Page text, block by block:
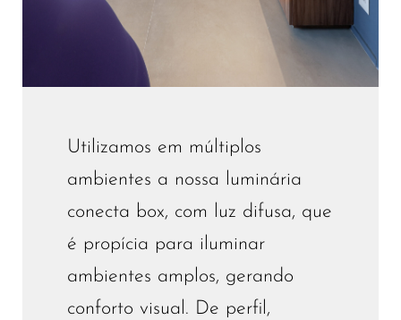
Utilizamos em múltiplos
ambientes a nossa luminária
conecta box, com luz difusa, que
é propícia para iluminar
ambientes amplos, gerando
conforto visual. De perfil,